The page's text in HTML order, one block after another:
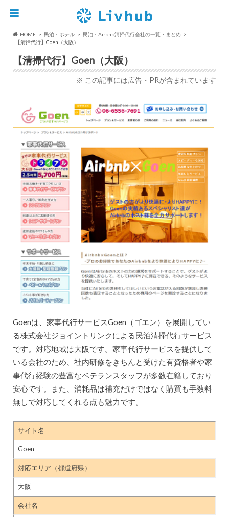
HOME 民泊・ホテル
民泊・Airbnb清掃代行会社の一覧・まとめ
【清掃代行】Goen（大阪）
【清掃代行】Goen（大阪）
※ この記事には広告・PRが含まれています
Goenは、家事代行サービスGoen（ゴエン）を展開してい
る株式会社ジョイントリンクによる民泊清掃代行サービス
です。対応地域は大阪です。家事代行サービスを提供して
いる会社のため、社内研修をきちんと受けた有資格者や家
事代行経験の豊富なベテランスタッフが多数在籍しており
安心です。また、消耗品は補充だけではなく購買も手数料
無しで対応してくれる点も魅力です。
サイト名
Goen
対応エリア（都道府県）
大阪
会社名